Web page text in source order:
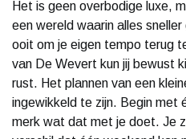
Het is geen overbodige luxe,
een wereld waarin alles
ooit om je eigen tempo terug
van De Wevert kun jij bewust
rust. Het plannen van een
ingewikkeld te zijn. Begin met
merk wat dat met je doet. Je